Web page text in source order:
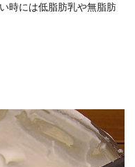
時には低脂肪乳や無脂肪